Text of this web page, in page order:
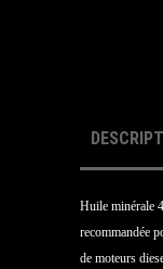
Huile minérale
recommandée
de moteurs